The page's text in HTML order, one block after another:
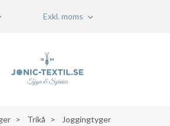
Exkl. moms
Trikå
Joggingtyger